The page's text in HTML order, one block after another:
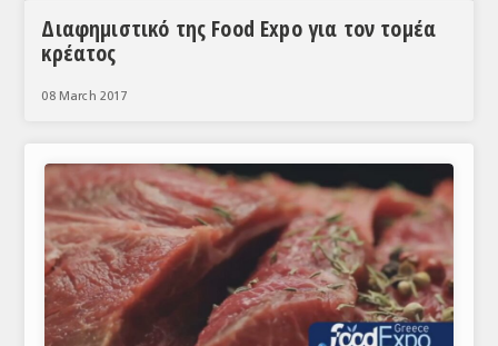
ΣΥΝΕΝΤΕΥΞΕΙΣ
ΘΕΜΑΤΑ
ΚΟΣΜΟΣ
ΕΙΔΗΣΕΙΣ
ΕΥΡΩΠΑΪΚΕΣ ΑΠΟΦΑΣΕΙΣ
ΘΕΜΑΤΑ
Διαφημιστικό της Food Expo για τον τομέα
κρέατος
08 March 2017